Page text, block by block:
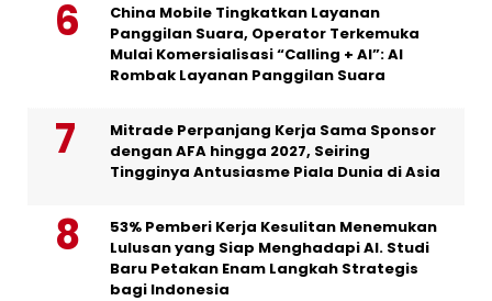
China Mobile Tingkatkan Layanan
Panggilan Suara, Operator Terkemuka
Mulai Komersialisasi “Calling + AI”: AI
Rombak Layanan Panggilan Suara
Mitrade Perpanjang Kerja Sama Sponsor
dengan AFA hingga 2027, Seiring
Tingginya Antusiasme Piala Dunia di Asia
53% Pemberi Kerja Kesulitan Menemukan
Lulusan yang Siap Menghadapi AI. Studi
Baru Petakan Enam Langkah Strategis
bagi Indonesia